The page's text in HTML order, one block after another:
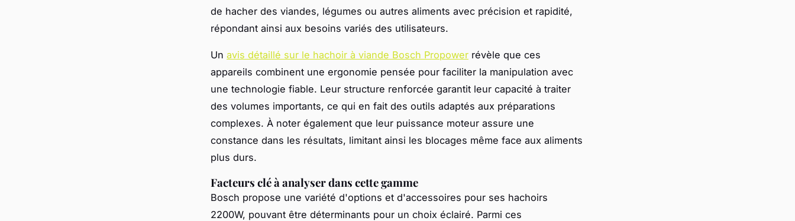
de hacher des viandes, légumes ou autres aliments avec précision et rapidité,
répondant ainsi aux besoins variés des utilisateurs.
Un avis détaillé sur le hachoir à viande Bosch Propower révèle que ces
appareils combinent une ergonomie pensée pour faciliter la manipulation avec
une technologie fiable. Leur structure renforcée garantit leur capacité à traiter
des volumes importants, ce qui en fait des outils adaptés aux préparations
complexes. À noter également que leur puissance moteur assure une
constance dans les résultats, limitant ainsi les blocages même face aux aliments
plus durs.
Facteurs clé à analyser dans cette gamme
Bosch propose une variété d'options et d'accessoires pour ses hachoirs
2200W, pouvant être déterminants pour un choix éclairé. Parmi ces